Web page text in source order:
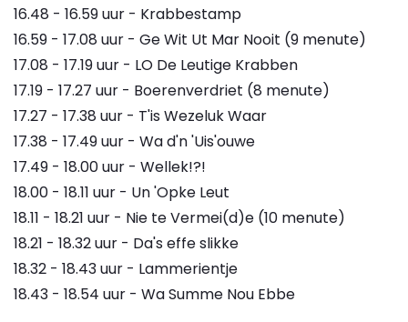
16.48 - 16.59 uur - Krabbestamp
16.59 - 17.08 uur - Ge Wit Ut Mar Nooit (9 menute)
17.08 - 17.19 uur - LO De Leutige Krabben
17.19 - 17.27 uur - Boerenverdriet (8 menute)
17.27 - 17.38 uur - T'is Wezeluk Waar
17.38 - 17.49 uur - Wa d'n 'Uis'ouwe
17.49 - 18.00 uur - Wellek!?!
18.00 - 18.11 uur - Un 'Opke Leut
18.11 - 18.21 uur - Nie te Vermei(d)e (10 menute)
18.21 - 18.32 uur - Da's effe slikke
18.32 - 18.43 uur - Lammerientje
18.43 - 18.54 uur - Wa Summe Nou Ebbe